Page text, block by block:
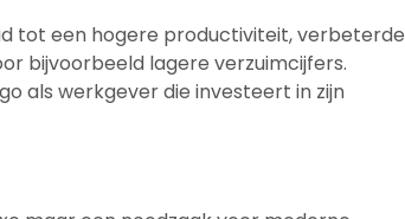
tot een hogere productiviteit, verbeterde
bijvoorbeeld lagere verzuimcijfers.
als werkgever die investeert in zijn